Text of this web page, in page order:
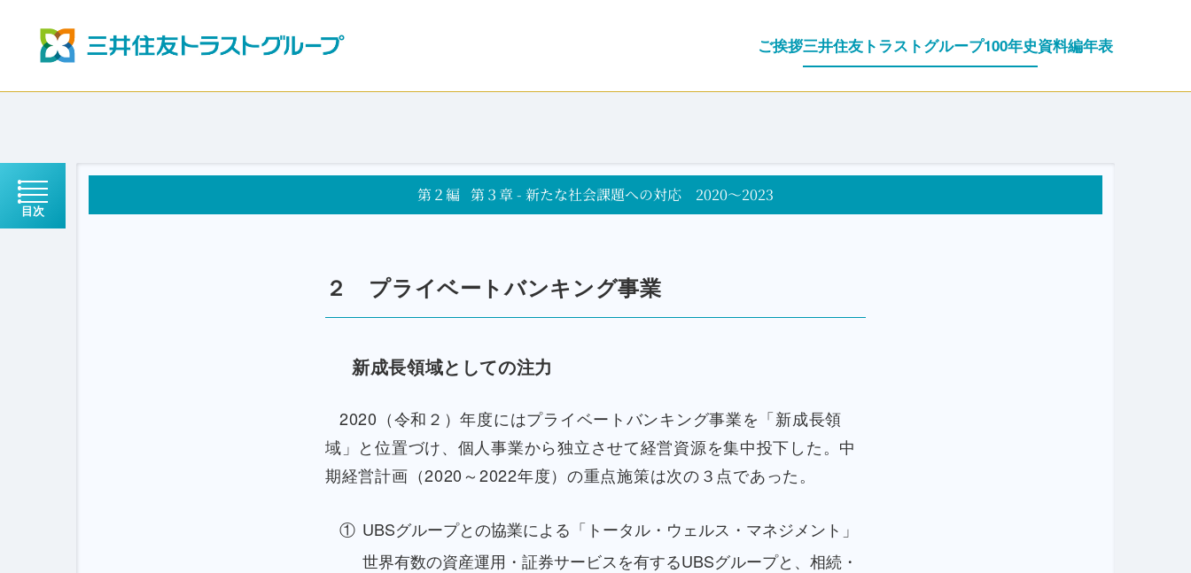
ご挨拶三井住友トラストグループ100年史資料編年表
目次
第２編 第３章 - 新たな社会課題への対応 2020～2023
２ プライベートバンキング事業
新成長領域としての注力
2020（令和２）年度にはプライベートバンキング事業を「新成長領
域」と位置づけ、個人事業から独立させて経営資源を集中投下した。中
期経営計画（2020～2022年度）の重点施策は次の３点であった。
UBSグループとの協業による「トータル・ウェルス・マネジメント」
世界有数の資産運用・証券サービスを有するUBSグループと、相続・